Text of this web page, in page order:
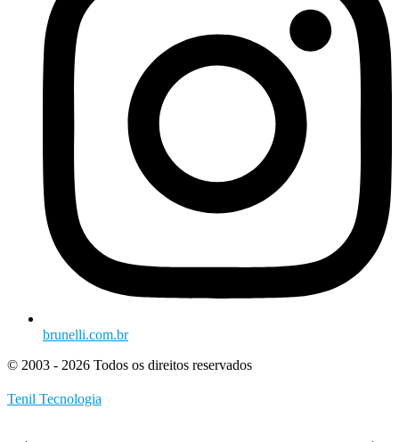
brunelli.com.br
© 2003 - 2026 Todos os direitos reservados
Tenil Tecnologia